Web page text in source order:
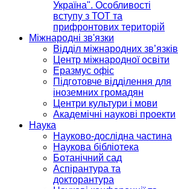
Україна". Особливості
вступу з ТОТ та
прифронтових територій
Міжнародні зв'язки
Відділ міжнародних зв’язків
Центр міжнародної освіти
Еразмус офіс
Підготовче відділення для
іноземних громадян
Центри культури і мови
Академічні наукові проекти
Наука
Науково-дослідна частина
Наукова бібліотека
Ботанічний сад
Аспірантура та
докторантура